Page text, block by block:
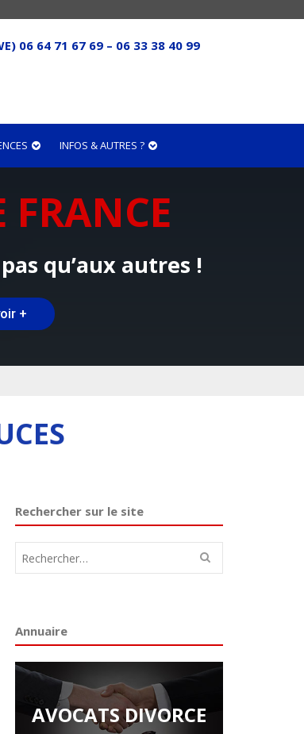
06 64 71 67 69 – 06 33 38 40 99
INFOS & AUTRES ?
FRANCE
qu’aux autres !
+
Rechercher sur le site
Annuaire
AVOCATS DIVORCE